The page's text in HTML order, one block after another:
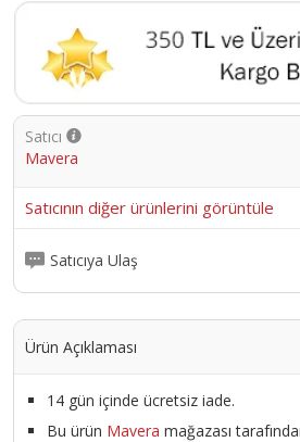
Satıcı
Mavera
Satıcının diğer ürünlerini görüntüle
Satıcıya Ulaş
Ürün Açıklaması
14 gün içinde ücretsiz iade.
Bu ürün Mavera mağazası